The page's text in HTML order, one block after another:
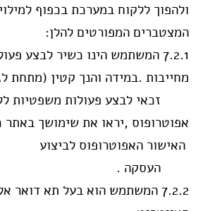
ולהפוך ללקוח במערכת בכפוף
המצטברים המפורטים להלן:
7.2.1 המשתמש הינו כשיר לבצע
מחייבות .במידה והנך קטין (מתחת לגיל 18) או
זכאי לבצע פעולות משפטיות
אפוטרופוס ,יראו את שימושך באתר
האישור האפוטרופוס לביצוע
העסקה .
7.2.2 המשתמש הוא בעל תא דואר